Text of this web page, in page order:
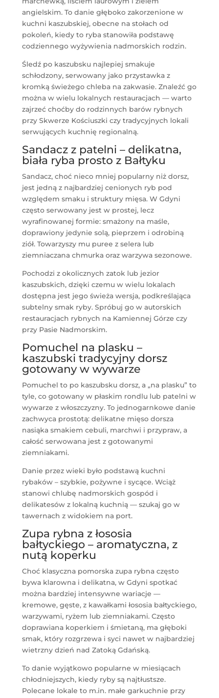
angielskim. To danie głęboko zakorzenione w
kuchni kaszubskiej, obecne na stołach od
pokoleń, kiedy to ryba stanowiła podstawę
codziennego wyżywienia nadmorskich rodzin.
Śledź po kaszubsku najlepiej smakuje
schłodzony, serwowany jako przystawka z
kromką świeżego chleba na zakwasie. Znaleźć go
można w wielu lokalnych restauracjach — warto
zajrzeć choćby do rodzinnych barów rybnych
przy Skwerze Kościuszki czy tradycyjnych lokali
serwujących kuchnię regionalną.
Sandacz z patelni – delikatna,
biała ryba prosto z Bałtyku
Sandacz, choć nieco mniej popularny niż dorsz,
jest jedną z najbardziej cenionych ryb pod
względem smaku i struktury mięsa. W Gdyni
często serwowany jest w prostej, lecz
wyrafinowanej formie: smażony na maśle,
doprawiony jedynie solą, pieprzem i odrobiną
ziół. Towarzyszy mu puree z selera lub
ziemniaczana chmurka oraz warzywa sezonowe.
Pochodzi z okolicznych zatok lub jezior
kaszubskich, dzięki czemu w wielu lokalach
dostępna jest jego świeża wersja, podkreślająca
subtelny smak ryby. Spróbuj go w autorskich
restauracjach rybnych na Kamiennej Górze czy
przy Pasie Nadmorskim.
Pomuchel na plasku –
kaszubski tradycyjny dorsz
gotowany w wywarze
Pomuchel to po kaszubsku dorsz, a „na plasku” to
tyle, co gotowany w płaskim rondlu lub patelni w
wywarze z włoszczyzny. To jednogarnkowe danie
zachwyca prostotą: delikatne mięso dorsza
nasiąka smakiem cebuli, marchwi i przypraw, a
całość serwowana jest z gotowanymi
ziemniakami.
Danie przez wieki było podstawą kuchni
rybaków – szybkie, pożywne i sycące. Wciąż
stanowi chlubę nadmorskich gospód i
delikatesów z lokalną kuchnią — szukaj go w
tawernach z widokiem na port.
Zupa rybna z łososia
bałtyckiego – aromatyczna, z
nutą koperku
Choć klasyczna pomorska zupa rybna często
bywa klarowna i delikatna, w Gdyni spotkać
można bardziej intensywne wariacje —
kremowe, gęste, z kawałkami łososia bałtyckiego,
warzywami, ryżem lub ziemniakami. Często
doprawiana koperkiem i śmietaną, ma głęboki
smak, który rozgrzewa i syci nawet w najbardziej
wietrzny dzień nad Zatoką Gdańską.
To danie wyjątkowo popularne w miesiącach
chłodniejszych, kiedy ryby są najtłustsze.
Polecane lokale to m.in. małe garkuchnie przy